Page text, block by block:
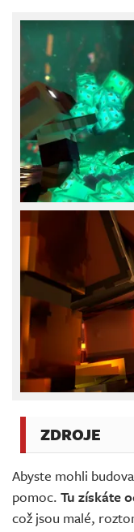
ZDROJE
Abyste mohli
pomoc. Tu získáte
což jsou malé,